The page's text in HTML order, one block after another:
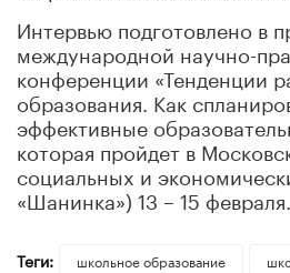
Интервью подготовлено в
международной научно-
конференции «Тенденции
образования. Как
эффективные
которая пройдет в
социальных и
«Шанинка») 13 – 15 февраля.
Теги: школьное образование